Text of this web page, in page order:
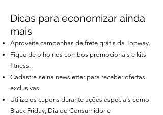
Dicas para economizar ainda
mais
Aproveite campanhas de frete grátis da Topway.
Fique de olho nos combos promocionais e kits
fitness.
Cadastre-se na newsletter para receber ofertas
exclusivas.
Utilize os cupons durante ações especiais como
Black Friday, Dia do Consumidor e